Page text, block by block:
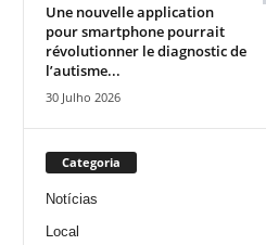
Une nouvelle application
pour smartphone pourrait
révolutionner le diagnostic de
l’autisme...
30 Julho 2026
Categoria
Notícias
Local